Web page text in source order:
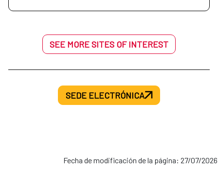
SEE MORE SITES OF INTEREST
SEDE ELECTRÓNICA
Fecha de modificación de la página: 27/07/2026